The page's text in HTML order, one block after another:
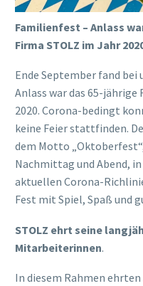
Familienfest – Anlass
Firma STOLZ im Jahr
Ende September fand
Anlass war das 65-
2020. Corona-bedingt
keine Feier stattfinden.
dem Motto
Nachmittag und Abend,
aktuellen Corona-
Fest mit Spiel, Spaß und
STOLZ ehrt seine
Mitarbeiterinnen.
In diesem Rahmen